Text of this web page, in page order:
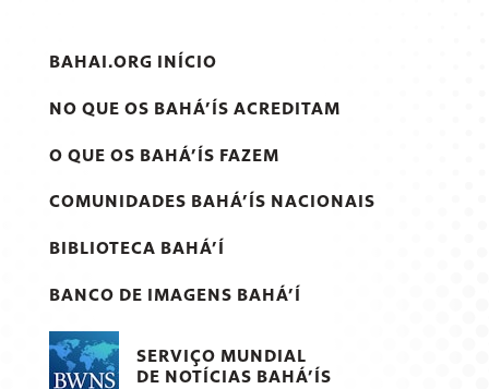
BAHAI.ORG INÍCIO
NO QUE OS BAHÁ’ÍS ACREDITAM
O QUE OS BAHÁ’ÍS FAZEM
COMUNIDADES BAHÁ’ÍS NACIONAIS
BIBLIOTECA BAHÁ’Í
BANCO DE IMAGENS BAHÁ’Í
SERVIÇO MUNDIAL
DE NOTÍCIAS BAHÁ’ÍS